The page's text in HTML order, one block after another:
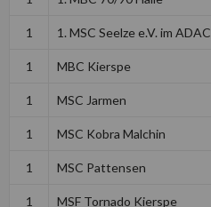
1 1. MSC Seelze e.V. im ADAC
1 MBC Kierspe
1 MSC Jarmen
1 MSC Kobra Malchin
1 MSC Pattensen
1 MSF Tornado Kierspe